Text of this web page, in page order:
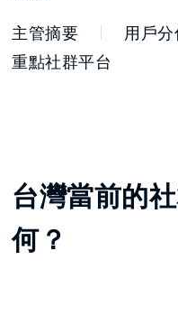
主管摘要 用戶分
重點社群平台
台灣當前的
何？